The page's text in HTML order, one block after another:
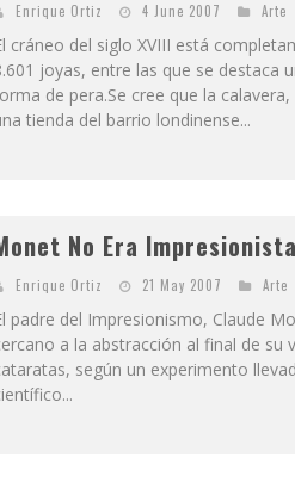
Enrique Ortiz 4 June 2007 Arte
cráneo del siglo XVIII está
joyas, entre las que se destaca
de pera.Se cree que la
tienda del barrio londinense...
No Era Impresionista
Enrique Ortiz 21 May 2007 Arte
padre del Impresionismo, Claude
a la abstracción al final de su
según un experimento